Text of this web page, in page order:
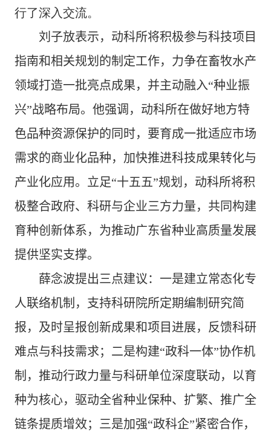
行了深入交流。
刘子放表示，动科所将积极参与科技项目
指南和相关规划的制定工作，力争在畜牧水产
领域打造一批亮点成果，并主动融入“种业振
兴”战略布局。他强调，动科所在做好地方特
色品种资源保护的同时，要育成一批适应市场
需求的商业化品种，加快推进科技成果转化与
产业化应用。立足“十五五”规划，动科所将积
极整合政府、科研与企业三方力量，共同构建
育种创新体系，为推动广东省种业高质量发展
提供坚实支撑。
薛念波提出三点建议：一是建立常态化专
人联络机制，支持科研院所定期编制研究简
报，及时呈报创新成果和项目进展，反馈科研
难点与科技需求；二是构建“政科一体”协作机
制，推动行政力量与科研单位深度联动，以育
种为核心，驱动全省种业保种、扩繁、推广全
链条提质增效；三是加强“政科企”紧密合作，